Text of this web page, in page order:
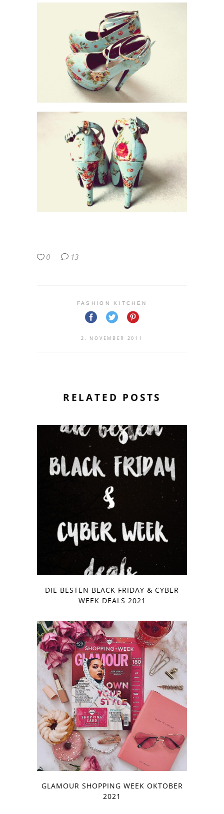
0 13
FASHION KITCHEN
2. NOVEMBER 2011
RELATED POSTS
DIE BESTEN BLACK FRIDAY & CYBER
WEEK DEALS 2021
GLAMOUR SHOPPING WEEK OKTOBER
2021